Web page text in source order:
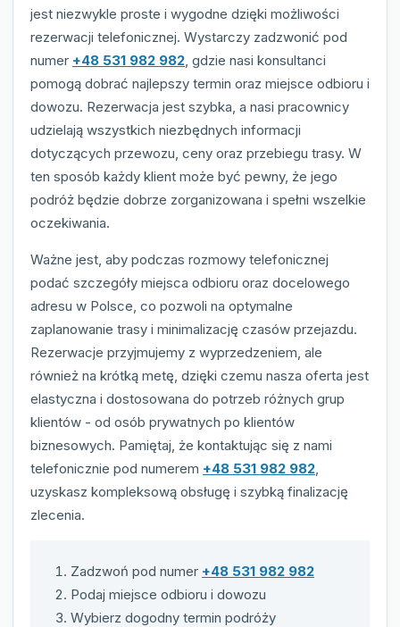
jest niezwykle proste i wygodne dzięki możliwości
rezerwacji telefonicznej. Wystarczy zadzwonić pod
numer +48 531 982 982 , gdzie nasi konsultanci
pomogą dobrać najlepszy termin oraz miejsce odbioru i
dowozu. Rezerwacja jest szybka, a nasi pracownicy
udzielają wszystkich niezbędnych informacji
dotyczących przewozu, ceny oraz przebiegu trasy. W
ten sposób każdy klient może być pewny, że jego
podróż będzie dobrze zorganizowana i spełni wszelkie
oczekiwania.
Ważne jest, aby podczas rozmowy telefonicznej
podać szczegóły miejsca odbioru oraz docelowego
adresu w Polsce, co pozwoli na optymalne
zaplanowanie trasy i minimalizację czasów przejazdu.
Rezerwacje przyjmujemy z wyprzedzeniem, ale
również na krótką metę, dzięki czemu nasza oferta jest
elastyczna i dostosowana do potrzeb różnych grup
klientów - od osób prywatnych po klientów
biznesowych. Pamiętaj, że kontaktując się z nami
telefonicznie pod numerem +48 531 982 982
uzyskasz kompleksową obsługę i szybką finalizację
zlecenia.
Zadzwoń pod numer +48 531 982 982
Podaj miejsce odbioru i dowozu
Wybierz dogodny termin podróży